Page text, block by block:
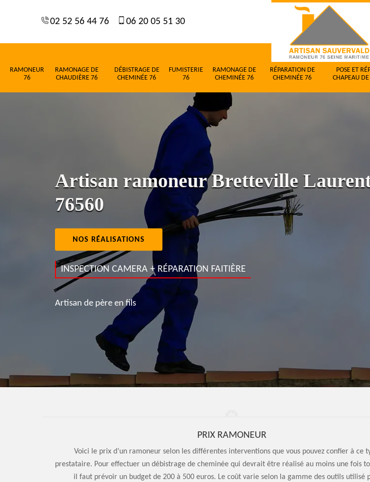
02 52 56 44 76 06 20 05 51 30
RAMONEUR
76
RAMONAGE DE
CHAUDIÈRE 76
DÉBISTRAGE DE
CHEMINÉE 76
FUMISTERIE
76
RAMONAGE DE
CHEMINÉE 76
RÉPARATION DE
CHEMINÉE 76
POSE ET
CHAPEAU
Artisan ramoneur Bretteville
76560
NOS RÉALISATIONS
INSPECTION CAMERA + RÉPARATION FAITIÈRE
Artisan de père en fils
PRIX RAMONEUR
Voici le prix d’un ramoneur selon les différentes interventions que vous pouvez confier à ce
prestataire. Pour effectuer un débistrage de cheminée qui devrait être réalisé au moins une fois
il faut prévoir un budget de 200 à 500 euros. Le coût varie selon la gamme des outils utilisé